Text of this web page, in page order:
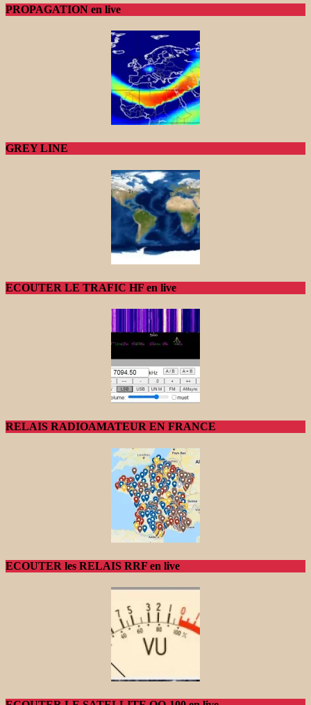
PROPAGATION en live
GREY LINE
ECOUTER LE TRAFIC HF en live
RELAIS RADIOAMATEUR EN FRANCE
ECOUTER les RELAIS RRF en live